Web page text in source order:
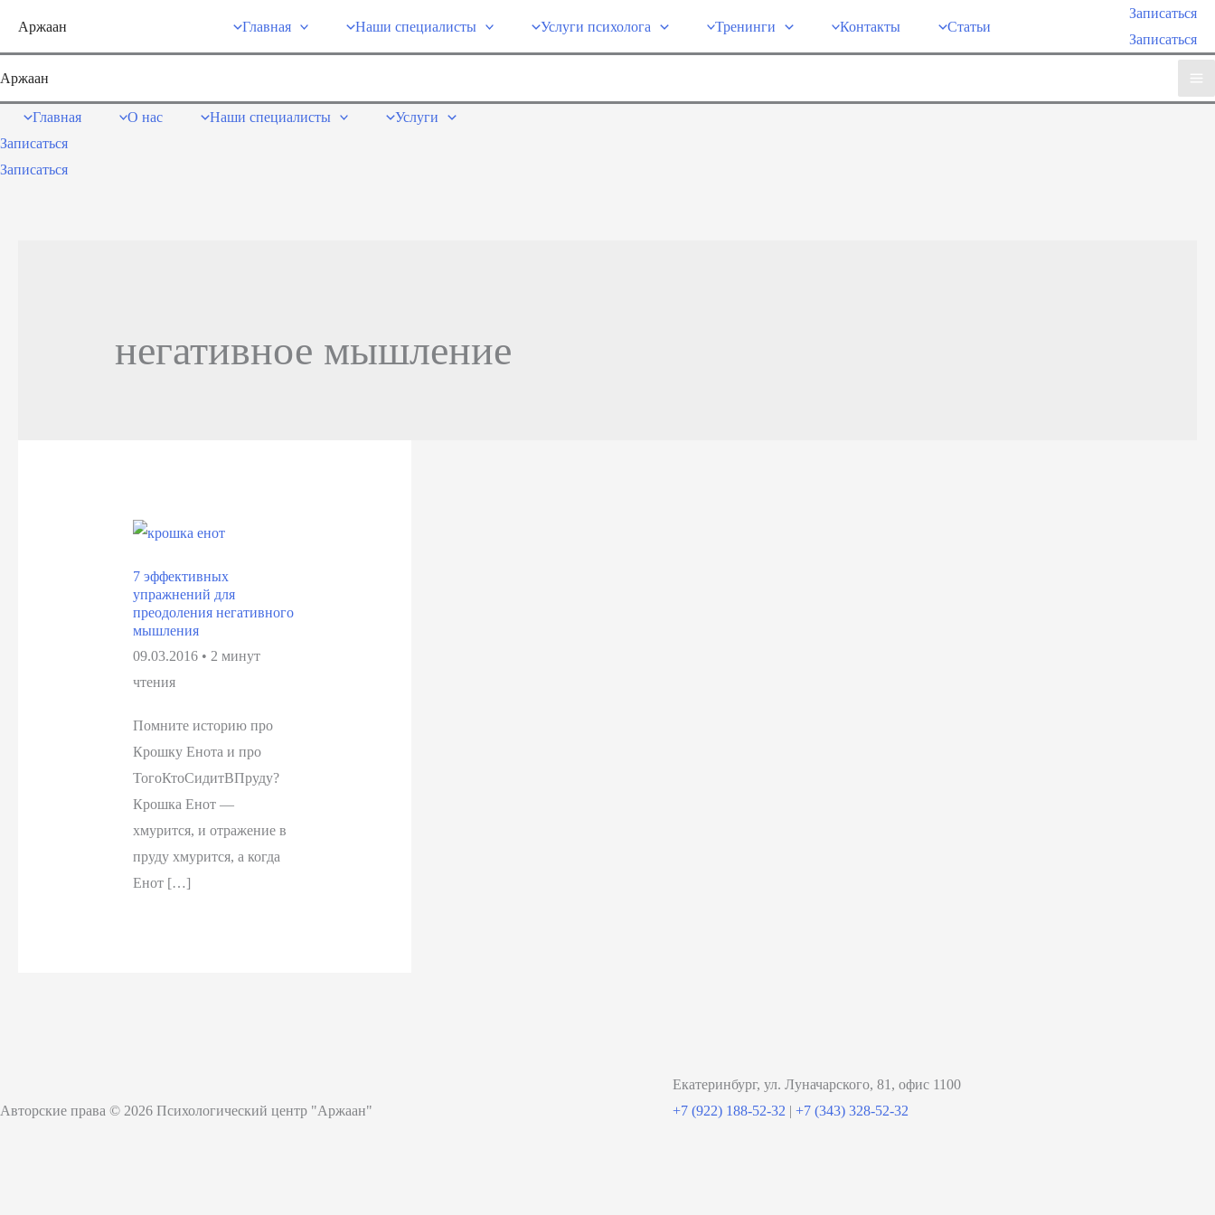
Аржаан Главная Наши специалисты Услуги психолога Тренинги Контакты Статьи
Записаться
Записаться
Аржаан
Главная О нас Наши специалисты
Услуги
Записаться
Записаться
негативное мышление
7 эффективных
упражнений для
преодоления негативного
мышления
09.03.2016 • 2 минут
чтения
Помните историю про
Крошку Енота и про
ТогоКтоСидитВПруду?
Крошка Енот —
хмурится, и отражение в
пруду хмурится, а когда
Енот […]
Авторские права © 2026 Психологический центр "Аржаан"
Екатеринбург, ул. Луначарского, 81, офис 1100
+7 (922) 188-52-32 | +7 (343) 328-52-32